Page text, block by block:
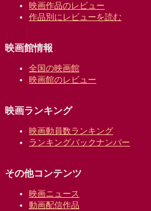
映画作品のレビュー
作品別にレビューを読む
映画館情報
全国の映画館
映画館のレビュー
映画ランキング
映画動員数ランキング
ランキングバックナンバー
その他コンテンツ
映画ニュース
動画配信作品